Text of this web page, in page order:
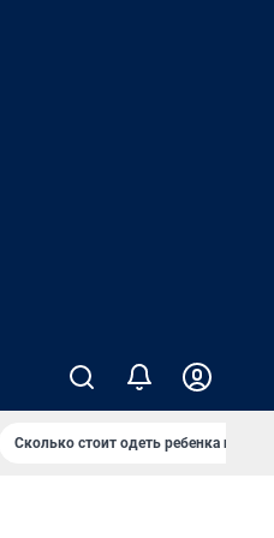
Сколько стоит одеть ребенка на